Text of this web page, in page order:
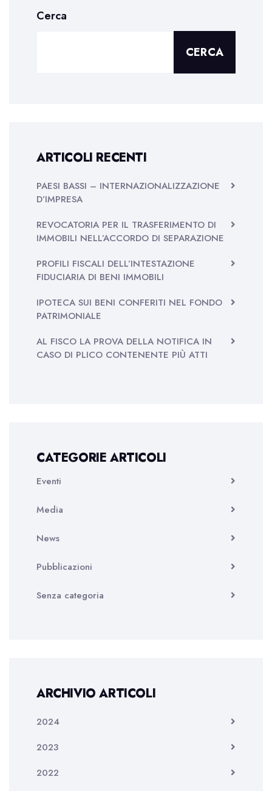
Cerca
CERCA
ARTICOLI RECENTI
PAESI BASSI – INTERNAZIONALIZZAZIONE
D’IMPRESA
REVOCATORIA PER IL TRASFERIMENTO DI
IMMOBILI NELL’ACCORDO DI SEPARAZIONE
PROFILI FISCALI DELL’INTESTAZIONE
FIDUCIARIA DI BENI IMMOBILI
IPOTECA SUI BENI CONFERITI NEL FONDO
PATRIMONIALE
AL FISCO LA PROVA DELLA NOTIFICA IN
CASO DI PLICO CONTENENTE PIÙ ATTI
CATEGORIE ARTICOLI
Eventi
Media
News
Pubblicazioni
Senza categoria
ARCHIVIO ARTICOLI
2024
2023
2022